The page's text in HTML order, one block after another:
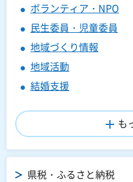
ボランティア・NPO
民生委員・児童委員
地域づくり情報
地域活動
結婚支援
も
県税・ふるさと納税